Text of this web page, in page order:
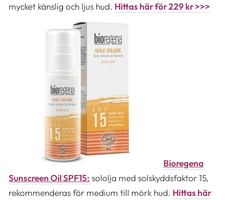
mycket känslig och ljus hud. Hittas här för 229 kr >>>
Bioregena
Sunscreen Oil SPF15: sololja med solskyddsfaktor 15,
rekommenderas för medium till mörk hud. Hittas här